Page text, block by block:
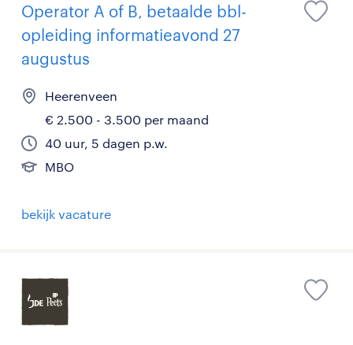
Operator A of B, betaalde bbl-
opleiding informatieavond 27
augustus
Heerenveen
€ 2.500 - 3.500 per maand
40 uur, 5 dagen p.w.
MBO
bekijk vacature